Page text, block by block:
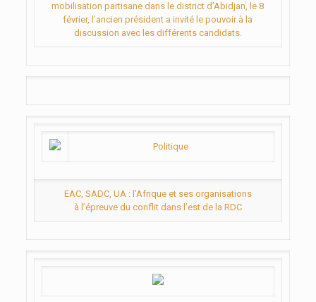
mobilisation partisane dans le district d’Abidjan, le 8
février, l’ancien président a invité le pouvoir à la
discussion avec les différents candidats.
Politique
EAC, SADC, UA : l’Afrique et ses organisations
à l’épreuve du conflit dans l’est de la RDC